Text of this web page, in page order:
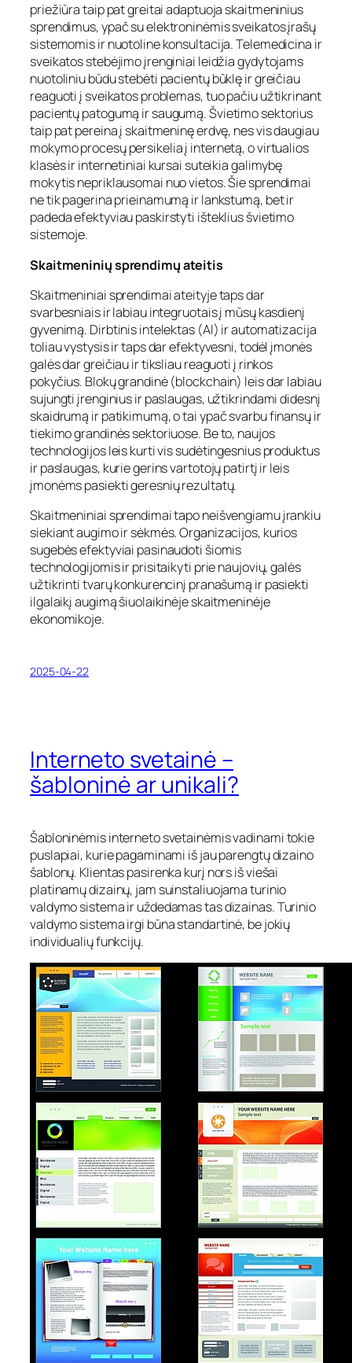
priežiūra taip pat greitai adaptuoja skaitmeninius
sprendimus, ypač su elektroninėmis sveikatos įrašų
sistemomis ir nuotoline konsultacija. Telemedicina ir
sveikatos stebėjimo įrenginiai leidžia gydytojams
nuotoliniu būdu stebėti pacientų būklę ir greičiau
reaguoti į sveikatos problemas, tuo pačiu užtikrinant
pacientų patogumą ir saugumą. Švietimo sektorius
taip pat pereina į skaitmeninę erdvę, nes vis daugiau
mokymo procesų persikelia į internetą, o virtualios
klasės ir internetiniai kursai suteikia galimybę
mokytis nepriklausomai nuo vietos. Šie sprendimai
ne tik pagerina prieinamumą ir lankstumą, bet ir
padeda efektyviau paskirstyti išteklius švietimo
sistemoje.
Skaitmeninių sprendimų ateitis
Skaitmeniniai sprendimai ateityje taps dar
svarbesniais ir labiau integruotais į mūsų kasdienį
gyvenimą. Dirbtinis intelektas (AI) ir automatizacija
toliau vystysis ir taps dar efektyvesni, todėl įmonės
galės dar greičiau ir tiksliau reaguoti į rinkos
pokyčius. Blokų grandinė (blockchain) leis dar labiau
sujungti įrenginius ir paslaugas, užtikrindami didesnį
skaidrumą ir patikimumą, o tai ypač svarbu finansų ir
tiekimo grandinės sektoriuose. Be to, naujos
technologijos leis kurti vis sudėtingesnius produktus
ir paslaugas, kurie gerins vartotojų patirtį ir leis
įmonėms pasiekti geresnių rezultatų.
Skaitmeniniai sprendimai tapo neišvengiamu įrankiu
siekiant augimo ir sėkmės. Organizacijos, kurios
sugebės efektyviai pasinaudoti šiomis
technologijomis ir prisitaikyti prie naujovių, galės
užtikrinti tvarų konkurencinį pranašumą ir pasiekti
ilgalaikį augimą šiuolaikinėje skaitmeninėje
ekonomikoje.
2025-04-22
Interneto svetainė –
šabloninė ar unikali?
Šabloninėmis interneto svetainėmis vadinami tokie
puslapiai, kurie pagaminami iš jau parengtų dizaino
šablonų. Klientas pasirenka kurį nors iš viešai
platinamų dizainų, jam suinstaliuojama turinio
valdymo sistema ir uždedamas tas dizainas. Turinio
valdymo sistema irgi būna standartinė, be jokių
individualių funkcijų.